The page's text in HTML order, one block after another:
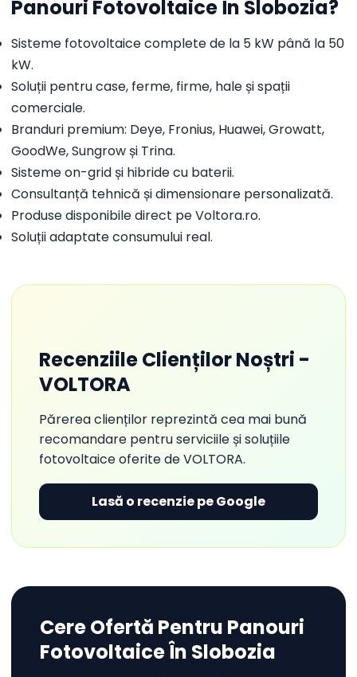
Panouri Fotovoltaice În Slobozia?
Sisteme fotovoltaice complete de la 5 kW până la 50
kW.
Soluții pentru case, ferme, firme, hale și spații
comerciale.
Branduri premium: Deye, Fronius, Huawei, Growatt,
GoodWe, Sungrow și Trina.
Sisteme on-grid și hibride cu baterii.
Consultanță tehnică și dimensionare personalizată.
Produse disponibile direct pe Voltora.ro.
Soluții adaptate consumului real.
Recenziile Clienților Noștri -
VOLTORA
Părerea clienților reprezintă cea mai bună
recomandare pentru serviciile și soluțiile
fotovoltaice oferite de VOLTORA.
Lasă o recenzie pe Google
Cere Ofertă Pentru Panouri
Fotovoltaice În Slobozia